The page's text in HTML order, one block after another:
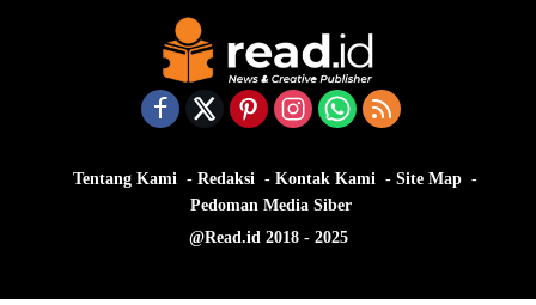
Tentang Kami Redaksi Kontak Kami
Site Map
Pedoman Media Siber
@Read.id 2018 - 2025